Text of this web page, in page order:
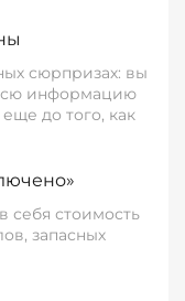
сюрпризах: вы
информацию
до того, как
себя стоимость
запасных